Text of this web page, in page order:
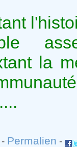
la
Permalien -